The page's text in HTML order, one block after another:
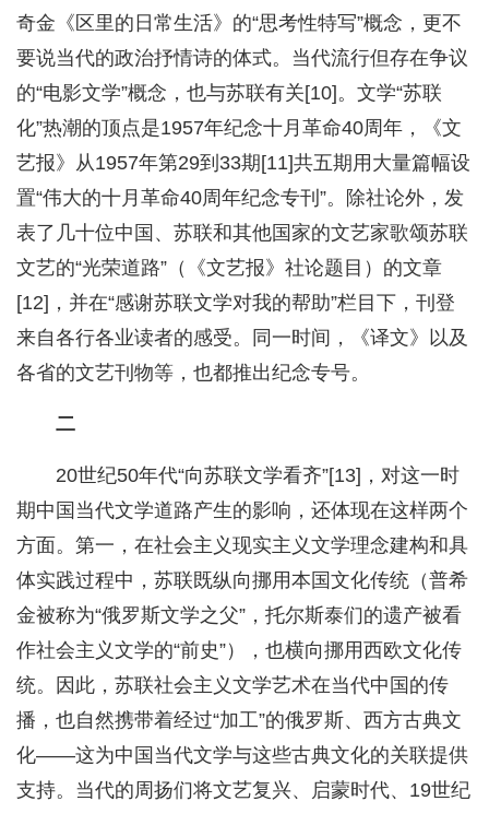
奇金《区里的日常生活》的“思考性特写”概念，更不
要说当代的政治抒情诗的体式。当代流行但存在争议
的“电影文学”概念，也与苏联有关[10]。文学“苏联
化”热潮的顶点是1957年纪念十月革命40周年，《文
艺报》从1957年第29到33期[11]共五期用大量篇幅设
置“伟大的十月革命40周年纪念专刊”。除社论外，发
表了几十位中国、苏联和其他国家的文艺家歌颂苏联
文艺的“光荣道路”（《文艺报》社论题目）的文章
[12]，并在“感谢苏联文学对我的帮助”栏目下，刊登
来自各行各业读者的感受。同一时间，《译文》以及
各省的文艺刊物等，也都推出纪念专号。
二
20世纪50年代“向苏联文学看齐”[13]，对这一时
期中国当代文学道路产生的影响，还体现在这样两个
方面。第一，在社会主义现实主义文学理念建构和具
体实践过程中，苏联既纵向挪用本国文化传统（普希
金被称为“俄罗斯文学之父”，托尔斯泰们的遗产被看
作社会主义文学的“前史”），也横向挪用西欧文化传
统。因此，苏联社会主义文学艺术在当代中国的传
播，也自然携带着经过“加工”的俄罗斯、西方古典文
化——这为中国当代文学与这些古典文化的关联提供
支持。当代的周扬们将文艺复兴、启蒙时代、19世纪